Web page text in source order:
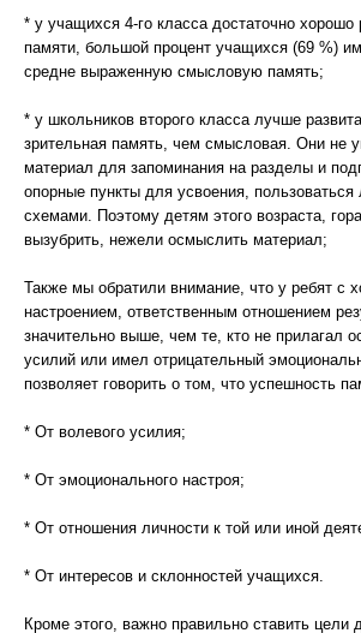
* у учащихся 4-го класса достаточно
памяти, большой процент учащихся (69 %)
средне выраженную смысловую память;
* у школьников второго класса лучше
зрительная память, чем смысловая. Они не
материал для запоминания на разделы и
опорные пункты для усвоения, пользоваться
схемами. Поэтому детям этого возраста,
вызубрить, нежели осмыслить материал;
Также мы обратили внимание, что у ребят с
настроением, ответственным отношением
значительно выше, чем те, кто не прилагал
усилий или имел отрицательный
позволяет говорить о том, что успешность
* От волевого усилия;
* От эмоционального настроя;
* От отношения личности к той или иной
* От интересов и склонностей учащихся.
Кроме этого, важно правильно ставить цели